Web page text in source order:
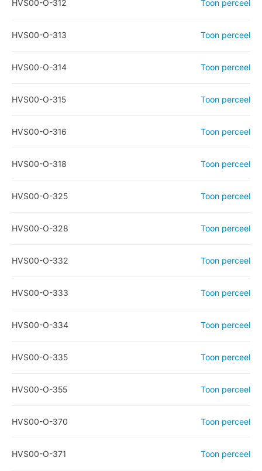
HVS00-O-312 Toon perceel
HVS00-O-313 Toon perceel
HVS00-O-314 Toon perceel
HVS00-O-315 Toon perceel
HVS00-O-316 Toon perceel
HVS00-O-318 Toon perceel
HVS00-O-325 Toon perceel
HVS00-O-328 Toon perceel
HVS00-O-332 Toon perceel
HVS00-O-333 Toon perceel
HVS00-O-334 Toon perceel
HVS00-O-335 Toon perceel
HVS00-O-355 Toon perceel
HVS00-O-370 Toon perceel
HVS00-O-371 Toon perceel